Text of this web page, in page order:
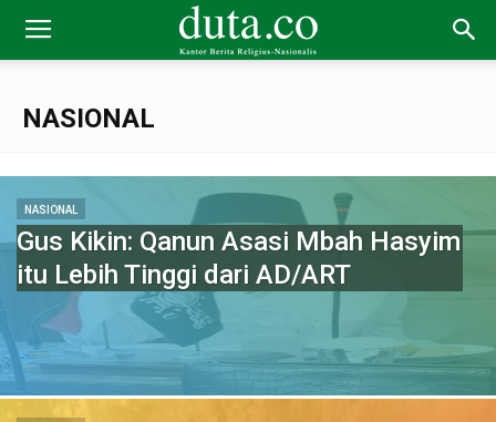
NASIONAL
NASIONAL
Gus Kikin: Qanun Asasi Mbah Hasyim
itu Lebih Tinggi dari AD/ART